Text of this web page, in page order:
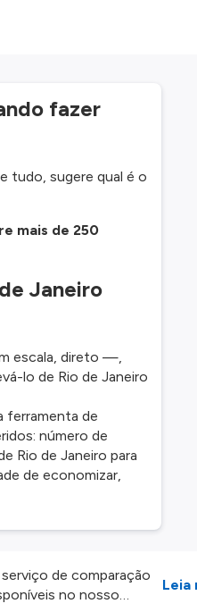
fazer
tudo, sugere qual é o
mais de 250
Janeiro
escala, direto —,
lo de Rio de Janeiro
ferramenta de
número de
Rio de Janeiro para
de economizar,
de comparação
no nosso
Leia